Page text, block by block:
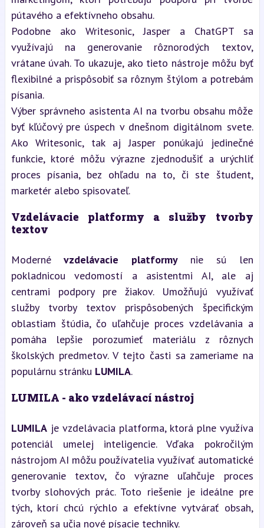
pútavého a efektívneho obsahu.
Podobne ako Writesonic, Jasper a ChatGPT sa
využívajú na generovanie rôznorodých textov,
vrátane úvah. To ukazuje, ako tieto nástroje môžu byť
flexibilné a prispôsobiť sa rôznym štýlom a potrebám
písania.
Výber správneho asistenta AI na tvorbu obsahu môže
byť kľúčový pre úspech v dnešnom digitálnom svete.
Ako Writesonic, tak aj Jasper ponúkajú jedinečné
funkcie, ktoré môžu výrazne zjednodušiť a urýchliť
proces písania, bez ohľadu na to, či ste študent,
marketér alebo spisovateľ.
Vzdelávacie platformy a služby tvorby
textov
Moderné vzdelávacie platformy nie sú len
pokladnicou vedomostí a asistentmi AI, ale aj
centrami podpory pre žiakov. Umožňujú využívať
služby tvorby textov prispôsobených špecifickým
oblastiam štúdia, čo uľahčuje proces vzdelávania a
pomáha lepšie porozumieť materiálu z rôznych
školských predmetov. V tejto časti sa zameriame na
populárnu stránku LUMILA.
LUMILA - ako vzdelávací nástroj
LUMILA je vzdelávacia platforma, ktorá plne využíva
potenciál umelej inteligencie. Vďaka pokročilým
nástrojom AI môžu používatelia využívať automatické
generovanie textov, čo výrazne uľahčuje proces
tvorby slohových prác. Toto riešenie je ideálne pre
tých, ktorí chcú rýchlo a efektívne vytvárať obsah,
zároveň sa učia nové písacie techniky.